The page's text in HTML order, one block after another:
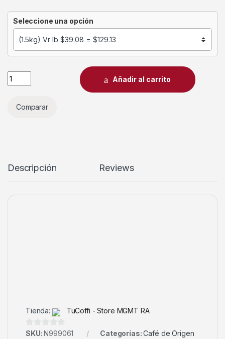
Seleccione una opción
Añadir al carrito
Comparar
Descripción Reviews
Tienda: TuCoffi - Store MGMT RA
0
SKU:N999061 Categorías:Café de Origen